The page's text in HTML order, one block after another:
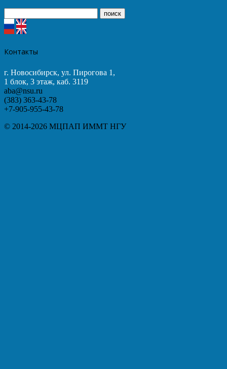
Контакты
г. Новосибирск, ул. Пирогова 1,
1 блок, 3 этаж, каб. 3119
aba@nsu.ru
(383) 363-43-78
+7-905-955-43-78
© 2014-2026 МЦПАП ИММТ НГУ